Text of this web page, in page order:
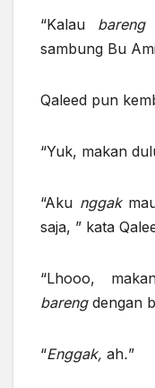
“Kalau bareng
sambung Bu
Qaleed pun
“Yuk, makan
“Aku nggak
saja, ” kata
“Lhooo,
barengdengan
“Enggak, ah.”